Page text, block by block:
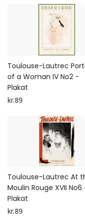
Toulouse-Lautrec
of a Woman IV No2 -
Plakat
kr.89
Toulouse-Lautrec At
Moulin Rouge XVII No6
Plakat
kr.89